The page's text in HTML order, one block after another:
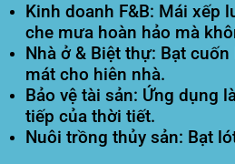
Kinh doanh F&B: Mái xếp
che mưa hoàn hảo mà
Nhà ở & Biệt thự: Bạt
mát cho hiên nhà.
Bảo vệ tài sản: Ứng dụng
tiếp của thời tiết.
Nuôi trồng thủy sản: Bạt